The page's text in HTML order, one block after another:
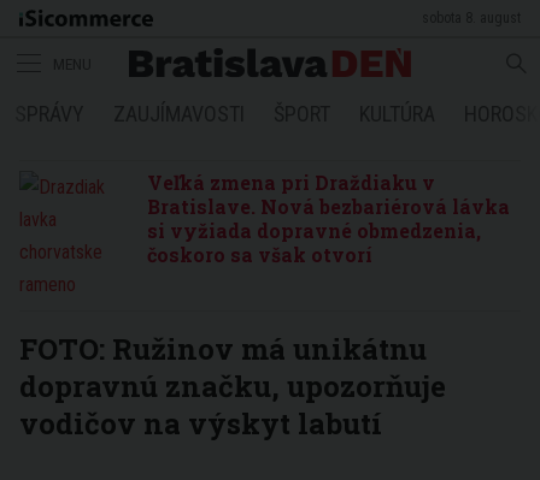
Veľká zmena pri Draždiaku v
Bratislave. Nová bezbariérová lávka
si vyžiada dopravné obmedzenia,
čoskoro sa však otvorí
FOTO: Ružinov má unikátnu
dopravnú značku, upozorňuje
vodičov na výskyt labutí